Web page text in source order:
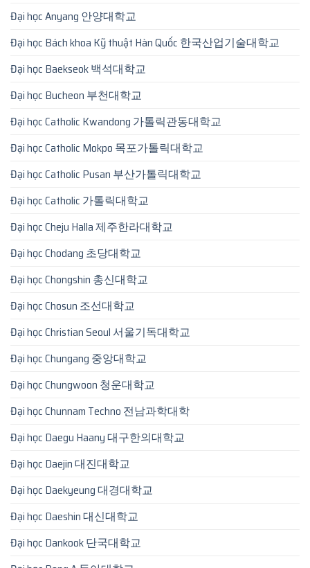
Đại học Anyang 안양대학교
Đại học Bách khoa Kỹ thuật Hàn Quốc 한국산업기술대학교
Đại học Baekseok 백석대학교
Đại học Bucheon 부천대학교
Đại học Catholic Kwandong 가톨릭관동대학교
Đại học Catholic Mokpo 목포가톨릭대학교
Đại học Catholic Pusan 부산가톨릭대학교
Đại học Catholic 가톨릭대학교
Đại học Cheju Halla 제주한라대학교
Đại học Chodang 초당대학교
Đại học Chongshin 총신대학교
Đại học Chosun 조선대학교
Đại học Christian Seoul 서울기독대학교
Đại học Chungang 중앙대학교
Đại học Chungwoon 청운대학교
Đại học Chunnam Techno 전남과학대학
Đại học Daegu Haany 대구한의대학교
Đại học Daejin 대진대학교
Đại học Daekyeung 대경대학교
Đại học Daeshin 대신대학교
Đại học Dankook 단국대학교